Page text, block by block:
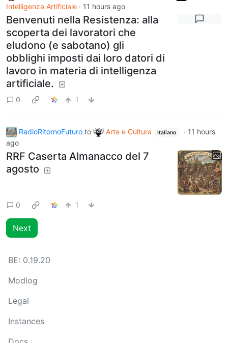
Intelligenza Artificiale · 11 hours ago
Benvenuti nella Resistenza: alla
scoperta dei lavoratori che
eludono (e sabotano) gli
obblighi imposti dai loro datori di
lavoro in materia di intelligenza
artificiale.
0 1
RadioRitornoFuturo to Arte e Cultura Italiano · 11 hours
ago
RRF Caserta Almanacco del 7
agosto
0 1
Next
BE: 0.19.20
Modlog
Legal
Instances